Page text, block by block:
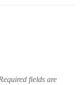
fields are